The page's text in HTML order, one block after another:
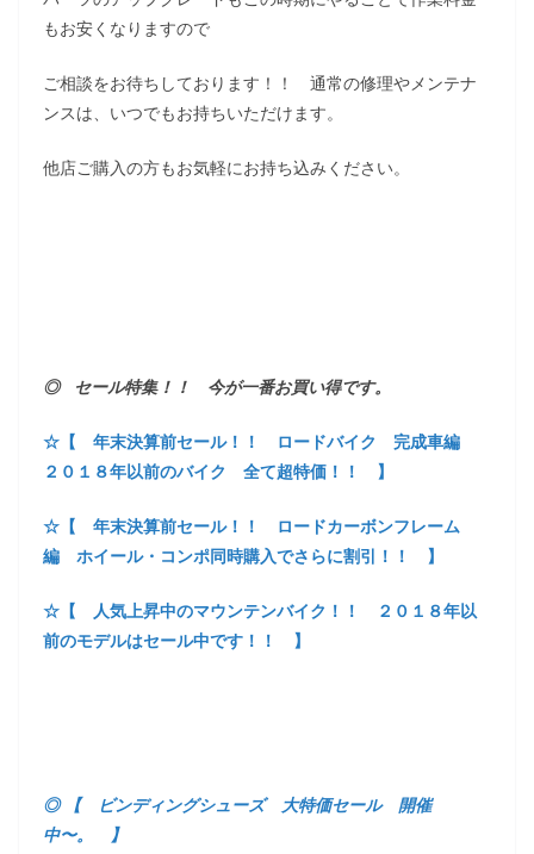
もお安くなりますので
ご相談をお待ちしております！！ 通常の修理やメンテナ
ンスは、いつでもお持ちいただけます。
他店ご購入の方もお気軽にお持ち込みください。
◎ セール特集！！ 今が一番お買い得です。
☆【 年末決算前セール！！ ロードバイク 完成車編
２０１８年以前のバイク 全て超特価！！ 】
☆【 年末決算前セール！！ ロードカーボンフレーム
編 ホイール・コンポ同時購入でさらに割引！！ 】
☆【 人気上昇中のマウンテンバイク！！ ２０１８年以
前のモデルはセール中です！！ 】
◎ 【 ビンディングシューズ 大特価セール 開催
中〜。 】